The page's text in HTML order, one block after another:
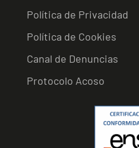
Política de Privacidad
Política de Cookies
Canal de Denuncias
Protocolo Acoso